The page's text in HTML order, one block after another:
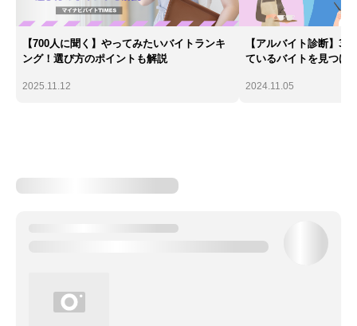
【700人に聞く】やってみたいバイトランキ
ング！選び方のポイントも解説
2025.11.12
【アルバイト診断】
ているバイトを見つけ
2024.11.05